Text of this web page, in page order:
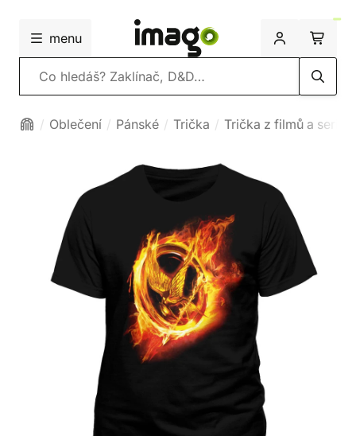
menu
Vyhledávání
Oblečení Pánské Trička Trička z filmů a seriálů